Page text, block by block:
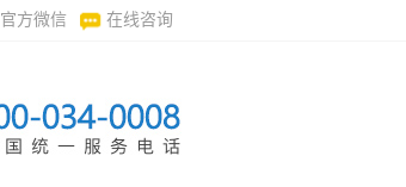
官方微信 在线咨询